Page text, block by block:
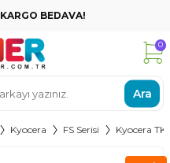
KARGO BEDAVA!
Ara
0
Kyocera FS Serisi Kyocera